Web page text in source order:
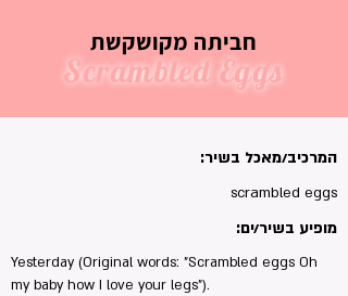
חביתה מקושקשת
Scrambled Eggs
המרכיב/מאכל בשיר:
scrambled eggs
מופיע בשיר/ים:
Yesterday (Original words: "Scrambled eggs Oh
my baby how I love your legs").